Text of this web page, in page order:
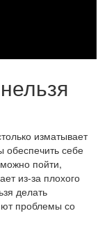
изматывает
обеспечить себе
пойти,
из-за плохого
делать
проблемы со